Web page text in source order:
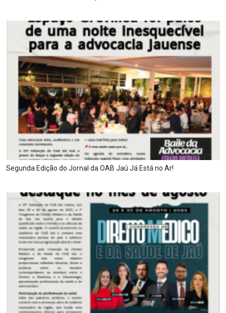
Segunda Edição do Jornal da OAB Jaú Já Está no Ar!